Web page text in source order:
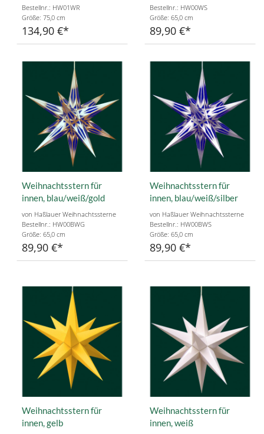
Bestellnr.: HW01WR
Größe: 75,0 cm
134,90 €
Bestellnr.: HW00WS
Größe: 65,0 cm
89,90 €
Weihnachtsstern für
innen, blau/weiß/gold
von Haßlauer Weihnachtssterne
Bestellnr.: HW00BWG
Größe: 65,0 cm
89,90 €
Weihnachtsstern für
innen, blau/weiß/silber
von Haßlauer Weihnachtssterne
Bestellnr.: HW00BWS
Größe: 65,0 cm
89,90 €
Weihnachtsstern für
innen, gelb
Weihnachtsstern für
innen, weiß